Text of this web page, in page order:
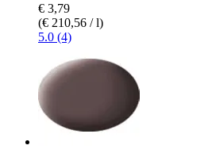
€ 3,79
(€ 210,56 / l)
5.0 (4)